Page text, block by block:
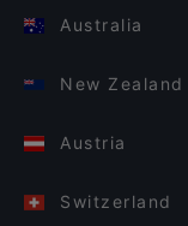
Australia
New Zealand
Austria
Switzerland